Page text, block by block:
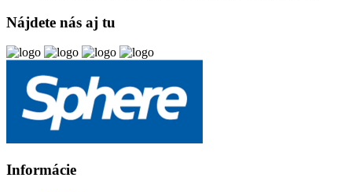
Nájdete nás aj tu
Informácie